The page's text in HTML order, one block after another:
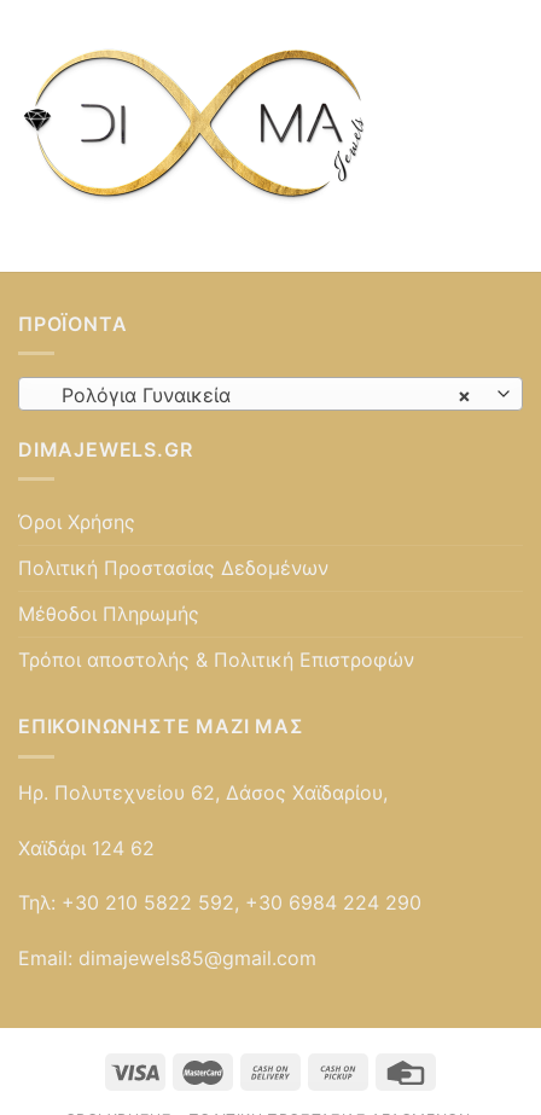
ΠΡΟΪΌΝΤΑ
×
Ρολόγια Γυναικεία
DIMAJEWELS.GR
Όροι Χρήσης
Πολιτική Προστασίας Δεδομένων
Μέθοδοι Πληρωμής
Τρόποι αποστολής & Πολιτική Επιστροφών
ΕΠΙΚΟΙΝΩΝΉΣΤΕ ΜΑΖΊ ΜΑΣ
Ηρ. Πολυτεχνείου 62, Δάσος Χαϊδαρίου,
Χαϊδάρι 124 62
Τηλ: +30 210 5822 592, +30 6984 224 290
Email: dimajewels85@gmail.com